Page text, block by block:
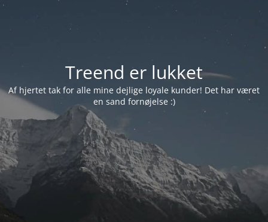
Treend er lukket
Af hjertet tak for alle mine dejlige loyale kunder! Det har været
en sand fornøjelse :)